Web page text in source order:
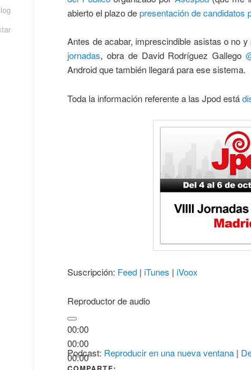
abierto el plazo depresentación de candidatos
Antes de acabar, imprescindible asistas o no
jornadas, obra de David Rodríguez Gallego
Android que también llegará para ese sistema.
Toda la información referente a las Jpod está
Suscripción: Feed |iTunes |iVoox
Reproductor de audio
00:00
00:00
00:00
Podcast: Reproducir en una nueva ventana |